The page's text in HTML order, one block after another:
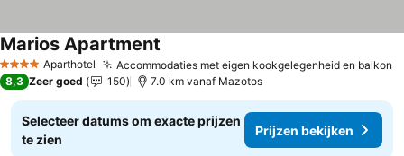
4 SterrenAparthotel Accommodaties met eigen kookgelegenheid en balkon
Marios Apartment
8,3 Zeer goed 150 7.0 km vanaf Mazotos
Selecteer datums om exacte prijzen
te zien
Prijzen bekijken